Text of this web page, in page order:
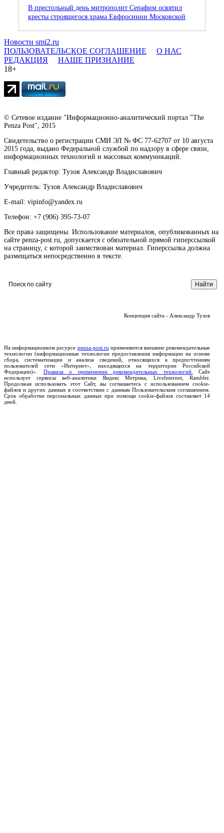
В престольный день митрополит Серафим освятил
кресты строящегося храма Евфросинии Московской
Новости smi2.ru
ПОЛЬЗОВАТЕЛЬСКОЕ СОГЛАШЕНИЕ
О НАС
РЕДАКЦИЯ
НАШЕ ПРИЗНАНИЕ
18+
© Сетевое издание "Информационно-аналитический портал "The
Penza Post", 2015
Свидетельство о регистрации СМИ ЭЛ № ФС 77-62707 от 10 августа
2015 года, выдано Федеральной службой по надзору в сфере связи,
информационных технологий и массовых коммуникаций.
Главный редактор: Тузов Александр Владиславович
Учредитель: Тузов Александр Владиславович
E-mail: vipinfo@yandex.ru
Телефон: +7 (906) 395-73-07
Все права защищены. Использование материалов, опубликованных на
сайте penza-post.ru, допускается с обязательной прямой гиперссылкой
на страницу, с которой заимствован материал. Гиперссылка должна
размещаться непосредственно в тексте.
Концепция сайта - Александр Тузов
На информационном ресурсе penza-post.ru применяются внешние рекомендательные
технологии (информационные технологии предоставления информации на основе
сбора, систематизации и анализа сведений, относящихся к предпочтениям
пользователей сети «Интернет», находящихся на территории Российской
Федерации)». Правила о применении рекомендательных технологий.
Сайт
использует сервисы веб-аналитики Яндекс Метрика, LiveInternet, Rambler.
Продолжая использовать этот Сайт, вы соглашаетесь с использованием cookie-
файлов и других данных в соответствии с данным Пользовательским соглашением.
Срок обработки персональных данных при помощи cookie-файлов составляет 14
дней.